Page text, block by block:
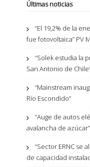
Últimas noticias
“El 19,2% de la
fue fotovoltaica” PV
“Solek estudia la
San Antonio de
“Mainstream
Río Escondido”
“Auge de autos
avalancha de azúcar”
“Sector ERNC se
de capacidad